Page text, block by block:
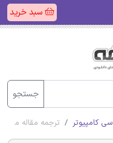
سبد خرید
جستجو
کامپیوتر ترجمه مقاله